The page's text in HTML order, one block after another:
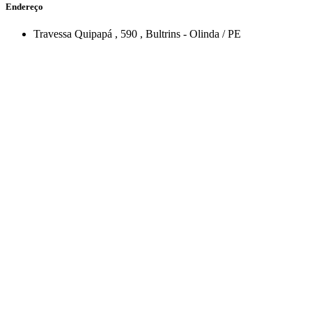
Endereço
Travessa Quipapá , 590 , Bultrins - Olinda /PE